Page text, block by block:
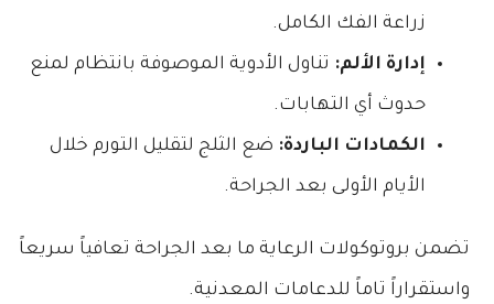
زراعة الفك الكامل.
إدارة الألم: تناول الأدوية الموصوفة بانتظام لمنع
حدوث أي التهابات.
الكمادات الباردة: ضع الثلج لتقليل التورم خلال
الأيام الأولى بعد الجراحة.
تضمن بروتوكولات الرعاية ما بعد الجراحة تعافياً سريعاً
واستقراراً تاماً للدعامات المعدنية.